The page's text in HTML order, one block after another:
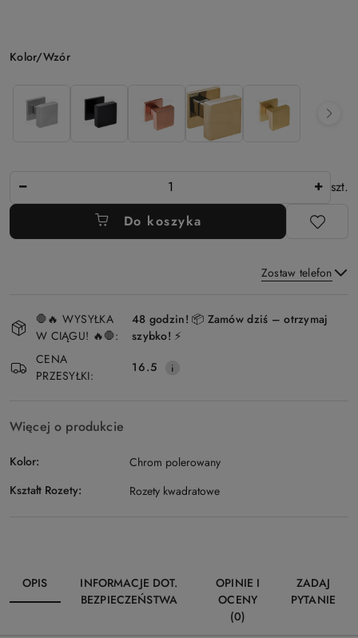
Wariant
Kolor/Wzór
szt.
Do koszyka
Zostaw telefon
Wyślij
i
dostawa
🛑🔥 WYSYŁKA
W CIĄGU! 🔥🛑:
48 godzin! 📦 Zamów dziś – otrzymaj
szybko! ⚡
CENA
PRZESYŁKI:
16.5
Więcej o produkcie
Kolor:
Chrom polerowany
Kształt Rozety:
Rozety kwadratowe
OPIS
INFORMACJE DOT.
BEZPIECZEŃSTWA
OPINIE I
OCENY
(0)
ZADAJ
PYTANIE